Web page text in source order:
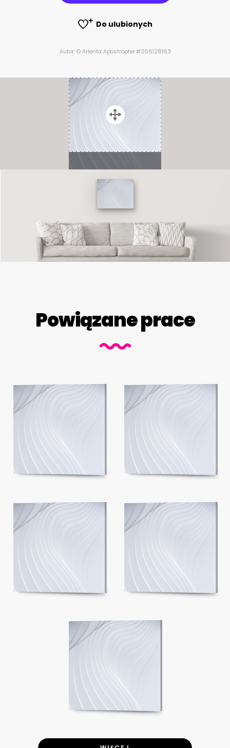
Do ulubionych
Autor: © Arlenta Apostrophe #366128163
Powiązane prace